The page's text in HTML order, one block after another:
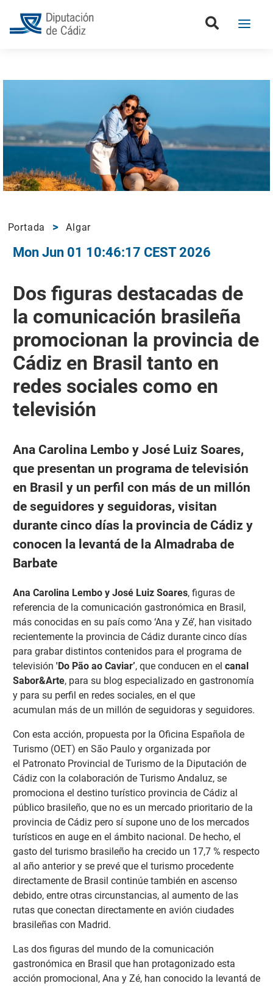
Portada Algar
Mon Jun 01 10:46:17 CEST 2026
Dos figuras destacadas de
la comunicación brasileña
promocionan la provincia de
Cádiz en Brasil tanto en
redes sociales como en
televisión
Ana Carolina Lembo y José Luiz Soares,
que presentan un programa de televisión
en Brasil y un perfil con más de un millón
de seguidores y seguidoras, visitan
durante cinco días la provincia de Cádiz y
conocen la levantá de la Almadraba de
Barbate
Ana Carolina Lembo y José Luiz Soares, figuras de
referencia de la comunicación gastronómica en Brasil,
más conocidas en su país como ‘Ana y Zé’, han visitado
recientemente la provincia de Cádiz durante cinco días
para grabar distintos contenidos para el programa de
televisión 'Do Pão ao Caviar’, que conducen en el canal
Sabor&Arte, para su blog especializado en gastronomía
y para su perfil en redes sociales, en el que
acumulan más de un millón de seguidoras y seguidores.
Con esta acción, propuesta por la Oficina Española de
Turismo (OET) en São Paulo y organizada por
el Patronato Provincial de Turismo de la Diputación de
Cádiz con la colaboración de Turismo Andaluz, se
promociona el destino turístico provincia de Cádiz al
público brasileño, que no es un mercado prioritario de la
provincia de Cádiz pero sí supone uno de los mercados
turísticos en auge en el ámbito nacional. De hecho, el
gasto del turismo brasileño ha crecido un 17,7 % respecto
al año anterior y se prevé que el turismo procedente
directamente de Brasil continúe también en ascenso
debido, entre otras circunstancias, al aumento de las
rutas que conectan directamente en avión ciudades
brasileñas con Madrid.
Las dos figuras del mundo de la comunicación
gastronómica en Brasil que han protagonizado esta
acción promocional, Ana y Zé, han conocido la levantá de